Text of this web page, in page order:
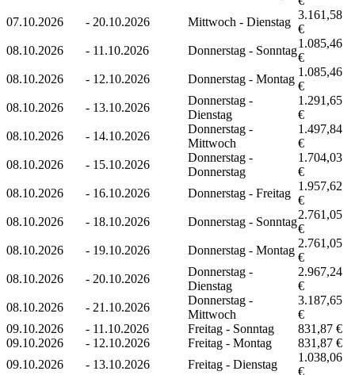
07.10.2026
- 20.10.2026 Mittwoch - Dienstag
3.161,58
€
08.10.2026
- 11.10.2026 Donnerstag - Sonntag
1.085,46
€
08.10.2026
- 12.10.2026 Donnerstag - Montag
1.085,46
€
08.10.2026
- 13.10.2026
Donnerstag -
Dienstag
1.291,65
€
08.10.2026
- 14.10.2026
Donnerstag -
Mittwoch
1.497,84
€
08.10.2026
- 15.10.2026
Donnerstag -
Donnerstag
1.704,03
€
08.10.2026
- 16.10.2026 Donnerstag - Freitag
1.957,62
€
08.10.2026
- 18.10.2026 Donnerstag - Sonntag
2.761,05
€
08.10.2026
- 19.10.2026 Donnerstag - Montag
2.761,05
€
08.10.2026
- 20.10.2026
Donnerstag -
Dienstag
2.967,24
€
08.10.2026
- 21.10.2026
Donnerstag -
Mittwoch
3.187,65
€
09.10.2026
- 11.10.2026 Freitag - Sonntag
831,87 €
09.10.2026
- 12.10.2026 Freitag - Montag
831,87 €
09.10.2026
- 13.10.2026 Freitag - Dienstag
1.038,06
€